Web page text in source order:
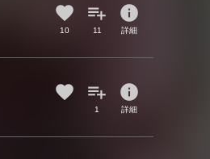
10 11
info
詳細
1
info
詳細